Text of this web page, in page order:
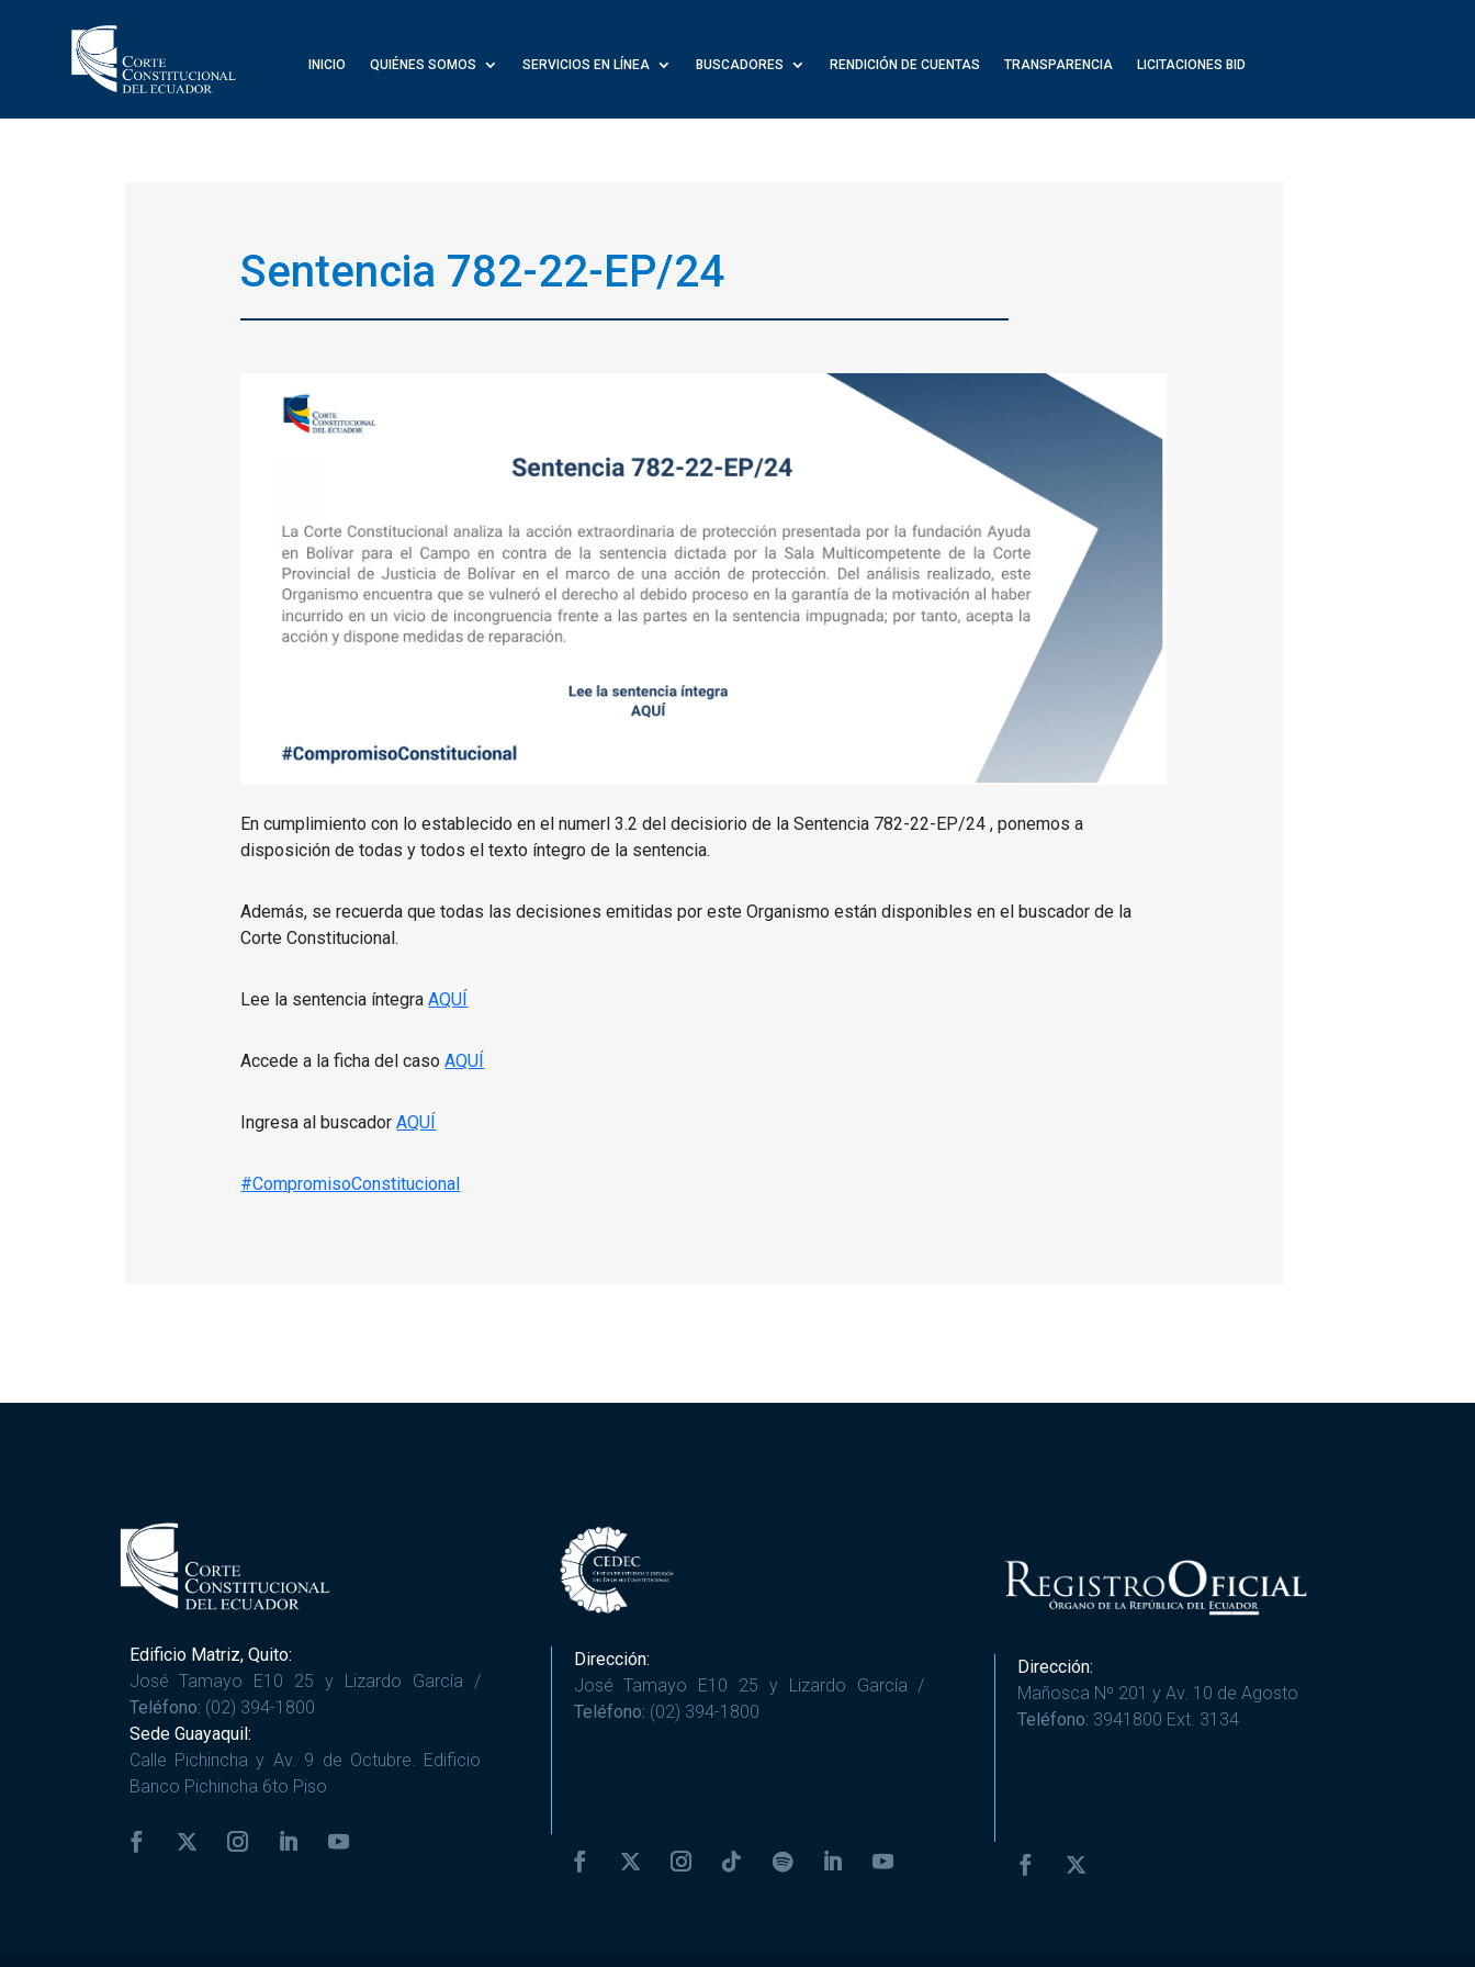
INICIO QUIÉNES SOMOS SERVICIOS EN LÍNEA BUSCADORES RENDICIÓN DE CUENTAS TRANSPARENCIA LICITACIONES BID
Sentencia 782-22-EP/24
En cumplimiento con lo establecido en el numerl 3.2 del decisiorio de la Sentencia 782-22-EP/24 , ponemos a
disposición de todas y todos el texto íntegro de la sentencia.
Además, se recuerda que todas las decisiones emitidas por este Organismo están disponibles en el buscador de la
Corte Constitucional.
Lee la sentencia íntegraAQUÍ
Accede a la ficha del casoAQUÍ
Ingresa al buscadorAQUÍ
#CompromisoConstitucional
Edificio Matriz, Quito:
José Tamayo E10 25 y Lizardo García /
Teléfono: (02) 394-1800
Sede Guayaquil:
Calle Pichincha y Av. 9 de Octubre. Edificio
Banco Pichincha 6to Piso
Dirección:
José Tamayo E10 25 y Lizardo García /
Teléfono: (02) 394-1800
Dirección:
Mañosca Nº 201 y Av. 10 de Agosto
Teléfono: 3941800 Ext. 3134